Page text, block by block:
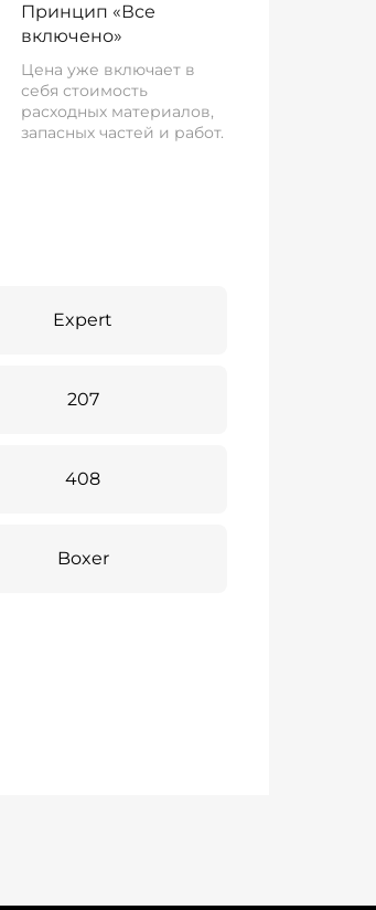
Принцип «Все
включено»
Цена уже включает в
себя стоимость
расходных материалов,
запасных частей и работ.
Expert
207
408
Boxer